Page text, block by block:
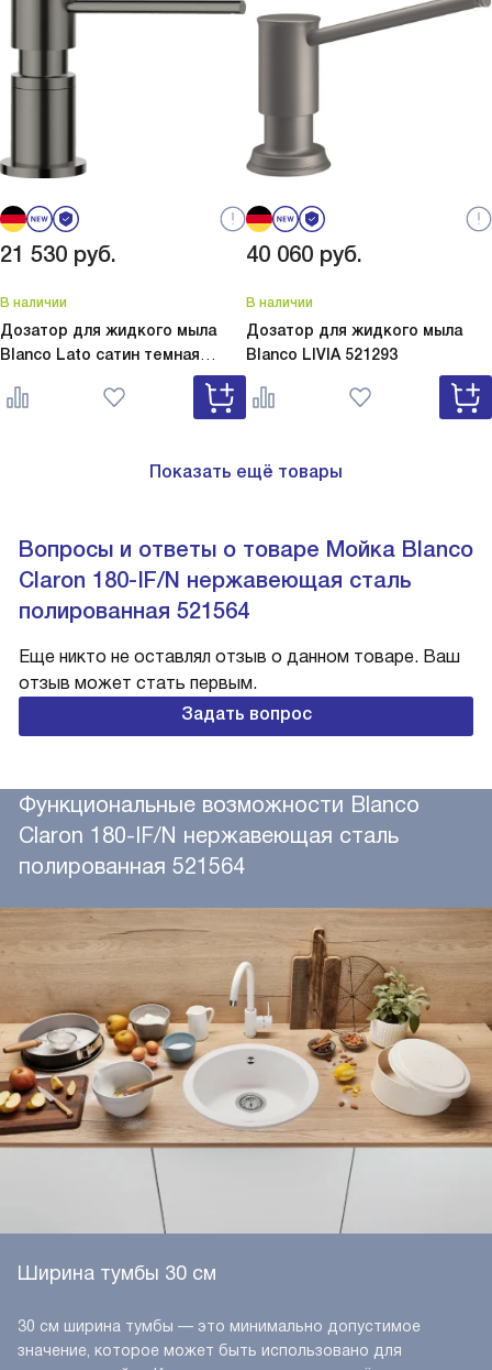
21 530 руб.
В наличии
Дозатор для жидкого мыла
Blanco Lato сатин темная
Lato сатин темная сталь
527743
40 060 руб.
В наличии
Дозатор для жидкого мыла
Blanco LIVIA 521293
Показать ещё товары
Вопросы и ответы о товаре Мойка Blanco
Claron 180-IF/N нержавеющая сталь
полированная 521564
Еще никто не оставлял отзыв о данном товаре. Ваш
отзыв может стать первым.
Задать вопрос
Функциональные возможности Blanco
Claron 180-IF/N нержавеющая сталь
полированная 521564
Ширина тумбы 30 см
30 см ширина тумбы — это минимально допустимое
значение, которое может быть использовано для